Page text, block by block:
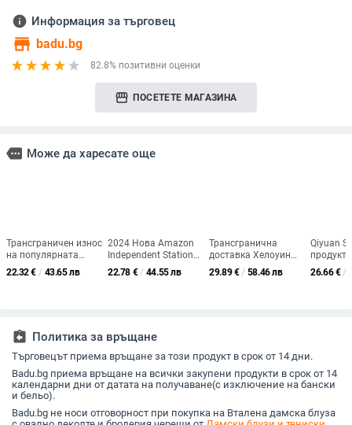
info Информация за търговец
store badu.bg
82.8% позитивни оценки
storefront ПОСЕТЕТЕ МАГАЗИНА
more Може да харесате още
Трансграничен износ
на популярната
дамска риза с V-
образно деколте от
22.32€ / 43.65 лв
2024 Нова Amazon
Independent Station
Есенна европейска и
американска мода
22.78 € / 44.55 лв
Трансгранична
доставка Хелоуин
тъмна серия череп
скелет 3D риза ревер
29.89€ / 58.46 лв
Qiyuan
продукт
26.66€ /
assignment_return Политика за връщане
Търговецът приема връщане за този продукт в срок от 14 дни.
Badu.bg приема връщане на всички закупени продукти в срок от 14
календарни дни от датата на получаване(с изключение на бански
и бельо).
Badu.bg не носи отговорност при покупка на Вталена дамска блуза